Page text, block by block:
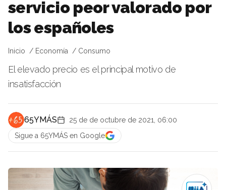
servicio peor valorado por
los españoles
Inicio Economía Consumo
El elevado precio es el principal motivo de
insatisfacción
65YMÁS
25 de de octubre de 2021, 06:00
Sigue a 65YMÁS en Google